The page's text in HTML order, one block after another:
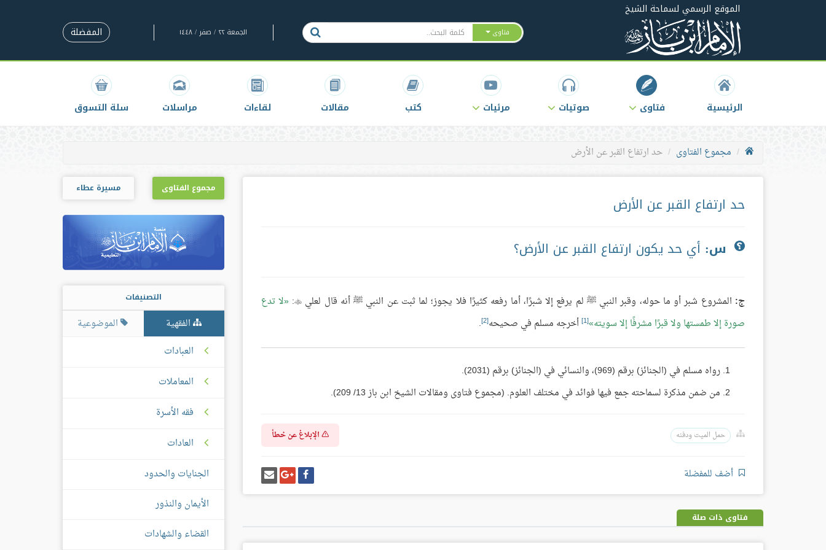
الموقع الرسمي لسماحة الشيخ
فتاوى الجمعة ٢٢ / صفر / ١٤٤٨ المفضلة
الرئيسية فتاوى صوتيات مرئيات كتب مقالات لقاءات مراسلات سلة التسوق
مجموع الفتاوى حد ارتفاع القبر عن الأرض
حد ارتفاع القبر عن الأرض
س: أي حد يكون ارتفاع القبر عن الأرض؟
ج: المشروع شبر أو ما حوله، وقبر النبي ﷺ لم يرفع إلا شبرًا، أما رفعه كثيرًا فلا يجوز؛ لما ثبت عن النبي ﷺ أنه قال لعلي 
: لا تدع
صورة إلا طمستها ولا قبرًا مشرفًا إلا سويته [1] أخرجه مسلم في صحيحه[2]
.
رواه مسلم في (الجنائز) برقم (969)، والنسائي في (الجنائز) برقم (2031).
من ضمن مذكرة لسماحته جمع فيها فوائد في مختلف العلوم. (مجموع فتاوى ومقالات الشيخ ابن باز 13/ 209).
حمل الميت ودفنه الإبلاغ عن خطأ
أضف للمفضلة شارك
على
فيسبوك
شارك
على
غوغل
بلس
إرسل
إيميل
فتاوى ذات صلة
مجموع الفتاوى مسيرة عطاء
التصنيفات
الفقهية
الموضوعية
العبادات
المعاملات
فقه الأسرة
العادات
الجنايات والحدود
الأيمان والنذور
القضاء والشهادات